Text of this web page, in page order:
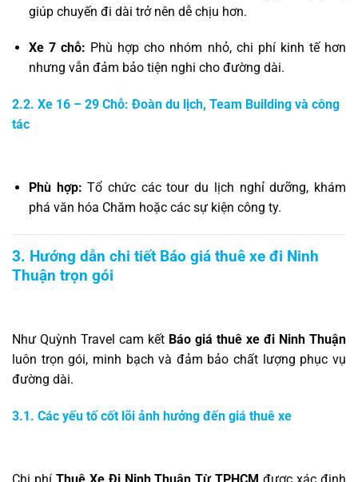
giúp chuyến đi dài trở nên dễ chịu hơn.
Xe 7 chỗ: Phù hợp cho nhóm nhỏ, chi phí kinh tế hơn
nhưng vẫn đảm bảo tiện nghi cho đường dài.
2.2. Xe 16 – 29 Chỗ: Đoàn du lịch, Team Building và công
tác
Phù hợp: Tổ chức các tour du lịch nghỉ dưỡng, khám
phá văn hóa Chăm hoặc các sự kiện công ty.
3. Hướng dẫn chi tiết Báo giá thuê xe đi Ninh
Thuận trọn gói
Như Quỳnh Travel cam kết Báo giá thuê xe đi Ninh Thuận
luôn trọn gói, minh bạch và đảm bảo chất lượng phục vụ
đường dài.
3.1. Các yếu tố cốt lõi ảnh hưởng đến giá thuê xe